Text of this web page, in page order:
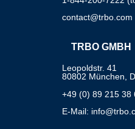
contact@trbo.com
TRBO GMBH
Leopoldstr. 41
80802 München,
+49 (0) 89 215 38
E-Mail: